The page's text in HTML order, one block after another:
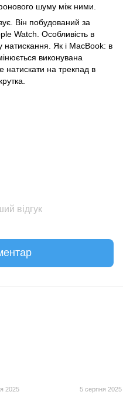
шуму між ними.
Він побудований за
Watch. Особливість в
натискання. Як і MacBook: в
виконувана
натискати на трекпад в
відгук
2025 5 серпня 2025